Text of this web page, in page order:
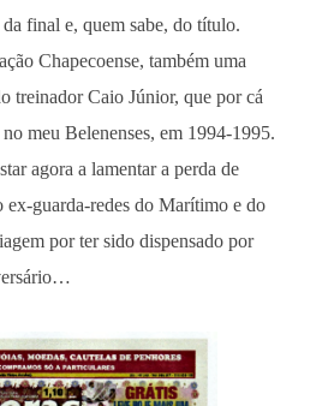
final e, quem sabe, do título.
Chapecoense, também uma
treinador Caio Júnior, que por cá
meu Belenenses, em 1994-1995.
agora a lamentar a perda de
ex-guarda-redes do Marítimo e do
por ter sido dispensado por